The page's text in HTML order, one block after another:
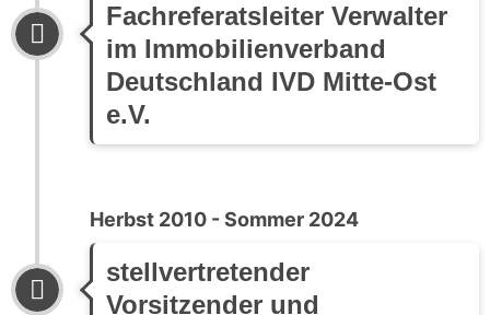
Fachreferatsleiter Verwalter
im Immobilienverband
Deutschland IVD Mitte-Ost
e.V.
Herbst 2010 - Sommer 2024
stellvertretender
Vorsitzender und